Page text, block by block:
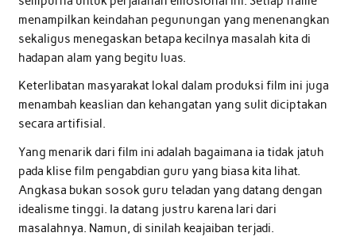
menampilkan keindahan pegunungan yang menenangkan
sekaligus menegaskan betapa kecilnya masalah kita di
hadapan alam yang begitu luas.
Keterlibatan masyarakat lokal dalam produksi film ini juga
menambah keaslian dan kehangatan yang sulit diciptakan
secara artifisial.
Yang menarik dari film ini adalah bagaimana ia tidak jatuh
pada klise film pengabdian guru yang biasa kita lihat.
Angkasa bukan sosok guru teladan yang datang dengan
idealisme tinggi. Ia datang justru karena lari dari
masalahnya. Namun, di sinilah keajaiban terjadi.